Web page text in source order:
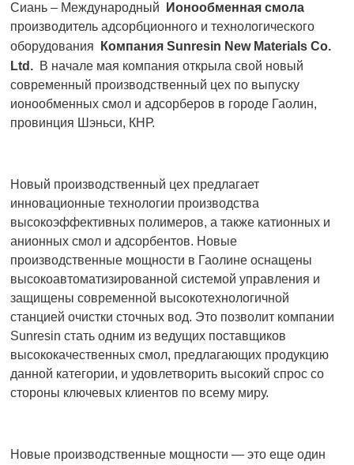
Сиань – Международный
Ионообменная смола
производитель адсорбционного и технологического
оборудования
Компания Sunresin New Materials Co.
Ltd. В начале мая компания открыла свой новый
современный производственный цех по выпуску
ионообменных смол и адсорберов в городе Гаолин,
провинция Шэньси, КНР.
Новый производственный цех предлагает
инновационные технологии производства
высокоэффективных полимеров, а также катионных и
анионных смол и адсорбентов. Новые
производственные мощности в Гаолине оснащены
высокоавтоматизированной системой управления и
защищены современной высокотехнологичной
станцией очистки сточных вод. Это позволит компании
Sunresin стать одним из ведущих поставщиков
высококачественных смол, предлагающих продукцию
данной категории, и удовлетворить высокий спрос со
стороны ключевых клиентов по всему миру.
Новые производственные мощности — это еще один